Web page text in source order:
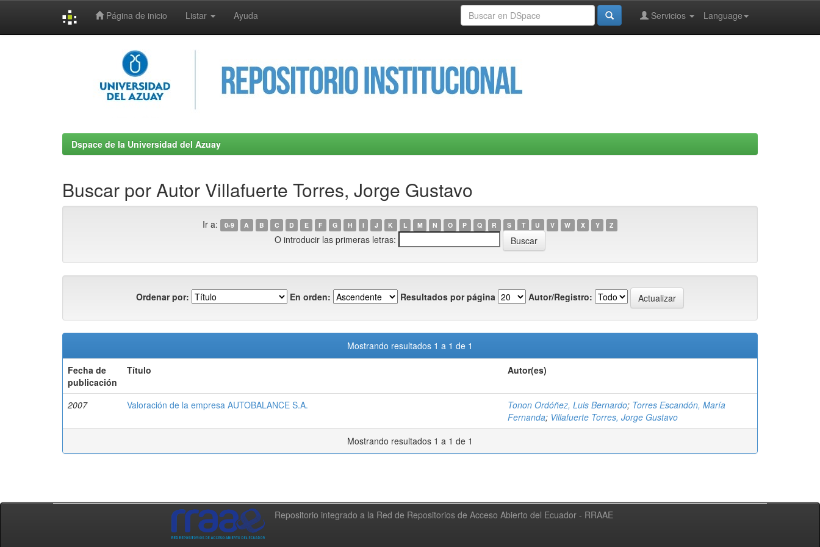
Página de inicio Listar Ayuda Language
Servicios
Dspace de la Universidad del Azuay
Buscar por Autor Villafuerte Torres, Jorge Gustavo
Ir a: 0-9 A B C D E F G H I J K L M N O P Q R S T U V W X Y Z
O introducir las primeras letras:
Ordenar por: En orden: Resultados por página Autor/Registro:
Mostrando resultados 1 a 1 de 1
Fecha de
publicación
Título Autor(es)
2007 Valoración de la empresa AUTOBALANCE S.A. Tonon Ordóñez, Luis Bernardo; Torres Escandón, María
Fernanda; Villafuerte Torres, Jorge Gustavo
Mostrando resultados 1 a 1 de 1
Repositorio integrado a la Red de Repositorios de Acceso Abierto del Ecuador - RRAAE